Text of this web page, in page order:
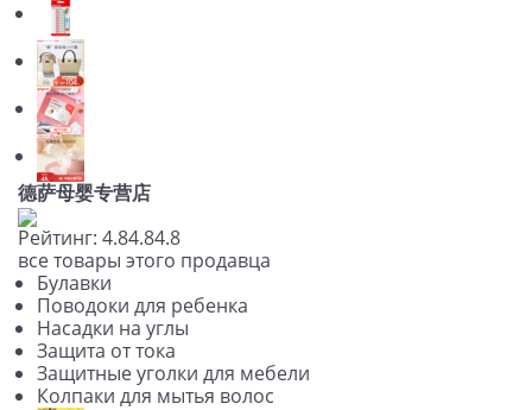
德萨母婴专营店
Рейтинг: 4.84.84.8
все товары этого продавца
Булавки
Поводоки для ребенка
Насадки на углы
Защита от тока
Защитные уголки для мебели
Колпаки для мытья волос